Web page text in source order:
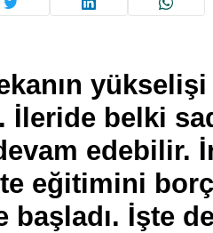
İleride belki
edebilir.
eğitimini
başladı. İşte